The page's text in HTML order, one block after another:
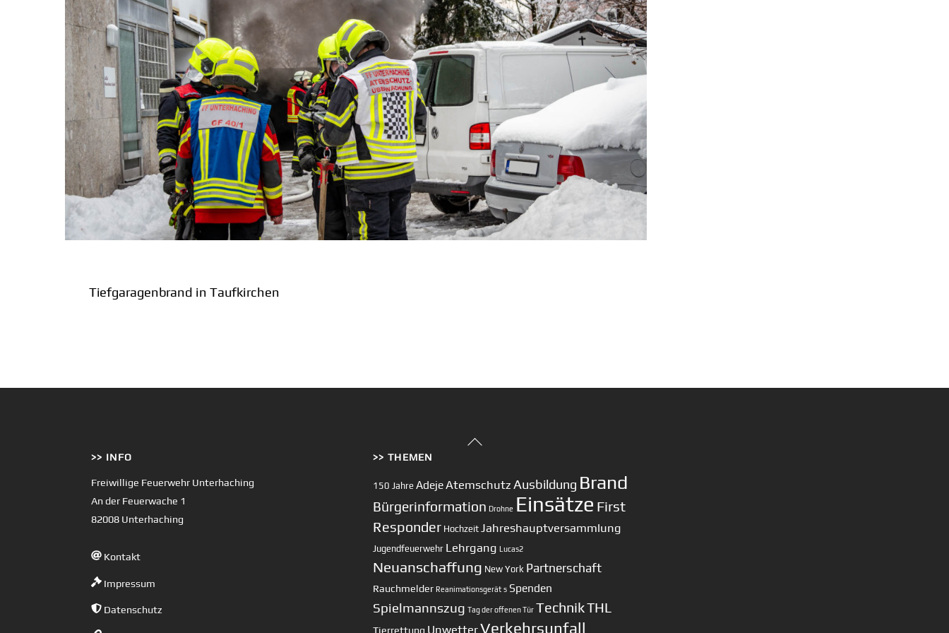
Tiefgaragenbrand in Taufkirchen
Back
>> INFO
Freiwillige Feuerwehr Unterhaching
An der Feuerwache 1
82008 Unterhaching
Kontakt
Impressum
Datenschutz
>> THEMEN
150 Jahre AdejeAtemschutz Ausbildung Brand
Bürgerinformation Drohne Einsätze First
Responder Hochzeit Jahreshauptversammlung
Jugendfeuerwehr Lehrgang Lucas2
Neuanschaffung New York Partnerschaft
Rauchmelder Reanimationsgerät s Spenden
Spielmannszug Tag der offenen Tür TechnikTHL
Tierrettung UnwetterVerkehrsunfall